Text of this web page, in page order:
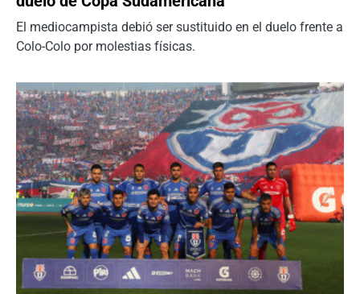
El mediocampista debió ser sustituido en el duelo frente a
Colo-Colo por molestias físicas.